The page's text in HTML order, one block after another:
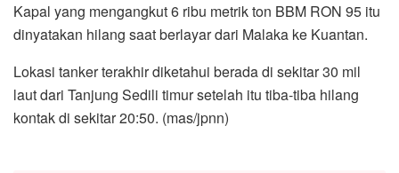
Kapal yang mengangkut 6 ribu metrik ton BBM RON 95 itu
dinyatakan hilang saat berlayar dari Malaka ke Kuantan.
Lokasi tanker terakhir diketahui berada di sekitar 30 mil
laut dari Tanjung Sedili timur setelah itu tiba-tiba hilang
kontak di sekitar 20:50. (mas/jpnn)